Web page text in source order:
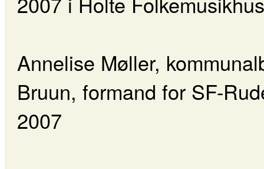
Annelise Møller,
Bruun, formand for SF-
2007